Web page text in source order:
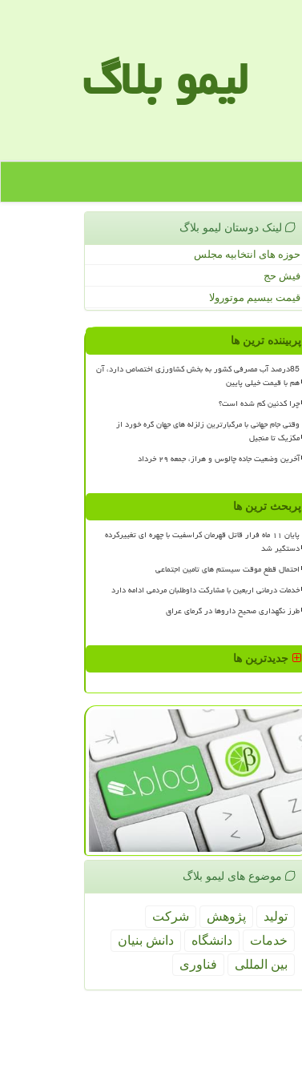
لیمو بلاگ
لینک دوستان لیمو بلاگ
حوزه های انتخابیه مجلس
فیش حج
قیمت بیسیم موتورولا
پربیننده ترین ها
85درصد آب مصرفی کشور به بخش کشاورزی اختصاص دارد، آن
هم با قیمت خیلی پایین
چرا کدئین کم شده است؟
وقتی جام جهانی با مرگبارترین زلزله های جهان گره خورد از
مکزیک تا منجیل
آخرین وضعیت جاده چالوس و هراز، جمعه ۲۹ خرداد
پربحث ترین ها
پایان ۱۱ ماه فرار قاتل قهرمان کراسفیت با چهره ای تغییرکرده
دستگیر شد
احتمال قطع موقت سیستم های تامین اجتماعی
خدمات درمانی اربعین با مشارکت داوطلبان مردمی ادامه دارد
طرز نگهداری صحیح داروها در گرمای عراق
جدیدترین ها
موضوع های لیمو بلاگ
تولید پژوهش
شركت
خدمات
دانشگاه
دانش بنیان
بین المللی
فناوری